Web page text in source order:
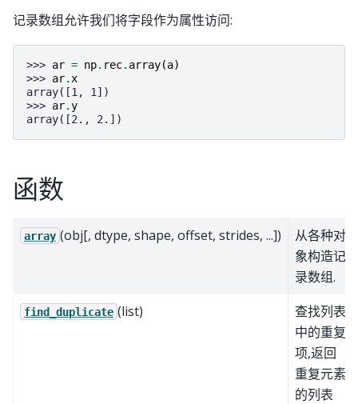
记录数组允许我们将字段作为属性访问:
>>> ar = np. rec. array(a)
>>> ar. x
array([1, 1])
>>> ar.y
array([2., 2.])
函数
array (obj[, dtype, shape, offset, strides, ...])
从各种对
象构造记
录数组.
find_duplicate (list)
查找列表
中的重复
项,返回
重复元素
的列表